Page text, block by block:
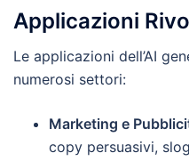
Applicazioni
Le applicazioni dell’AI
numerosi settori:
Marketing e
copy persuasivi,